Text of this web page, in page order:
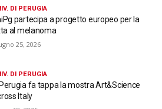
DI PERUGIA
partecipa a progetto europeo per la
al melanoma
25, 2026
DI PERUGIA
fa tappa la mostra Art&Science
Italy